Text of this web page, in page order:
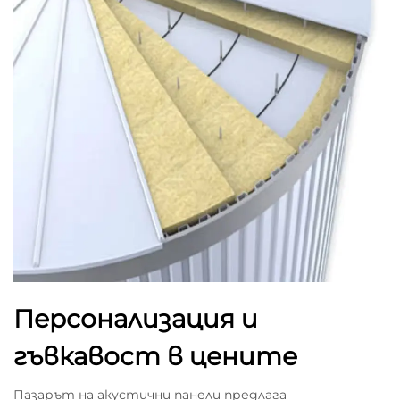
Персонализация и
гъвкавост в цените
Пазарът на акустични панели предлага